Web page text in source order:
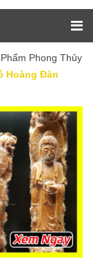
Phong Thủy
Hoàng Đàn